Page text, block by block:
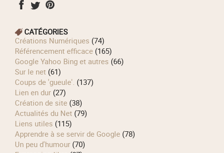
CATÉGORIES
Créations Numériques (74)
Référencement efficace(165)
Google Yahoo Bing et autres (66)
Sur le net(61)
Coups de 'gueule'. (137)
Lien en dur(27)
Création de site(38)
Actualités du Net(79)
Liens utiles (115)
Apprendre à se servir de Google(78)
Un peu d'humour(70)